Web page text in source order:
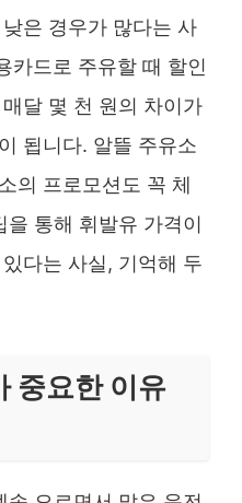
은 경우가 많다는 사
카드로 주유할 때 할인
달 몇 천 원의 차이가
됩니다. 알뜰 주유소
의 프로모션도 꼭 체
을 통해 휘발유 가격이
다는 사실, 기억해 두
중요한 이유